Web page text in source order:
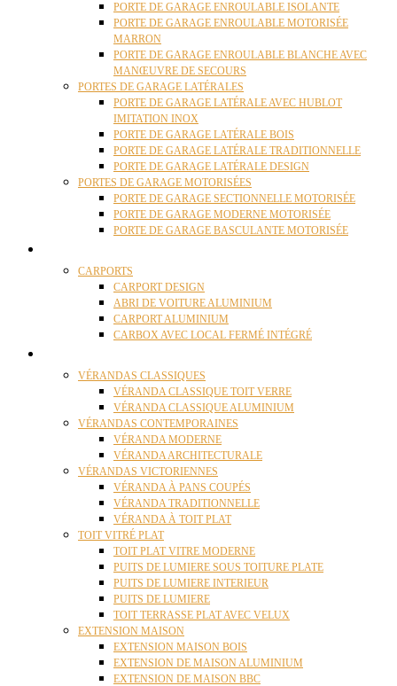
PORTE DE GARAGE ENROULABLE ISOLANTE
PORTE DE GARAGE ENROULABLE MOTORISÉE
MARRON
PORTE DE GARAGE ENROULABLE BLANCHE AVEC
MANŒUVRE DE SECOURS
PORTES DE GARAGE LATÉRALES
PORTE DE GARAGE LATÉRALE AVEC HUBLOT
IMITATION INOX
PORTE DE GARAGE LATÉRALE BOIS
PORTE DE GARAGE LATÉRALE TRADITIONNELLE
PORTE DE GARAGE LATÉRALE DESIGN
PORTES DE GARAGE MOTORISÉES
PORTE DE GARAGE SECTIONNELLE MOTORISÉE
PORTE DE GARAGE MODERNE MOTORISÉE
PORTE DE GARAGE BASCULANTE MOTORISÉE
CARPORTS
CARPORT DESIGN
ABRI DE VOITURE ALUMINIUM
CARPORT ALUMINIUM
CARBOX AVEC LOCAL FERMÉ INTÉGRÉ
VÉRANDAS CLASSIQUES
VÉRANDA CLASSIQUE TOIT VERRE
VÉRANDA CLASSIQUE ALUMINIUM
VÉRANDAS CONTEMPORAINES
VÉRANDA MODERNE
VÉRANDA ARCHITECTURALE
VÉRANDAS VICTORIENNES
VÉRANDA À PANS COUPÉS
VÉRANDA TRADITIONNELLE
VÉRANDA À TOIT PLAT
TOIT VITRÉ PLAT
TOIT PLAT VITRE MODERNE
PUITS DE LUMIERE SOUS TOITURE PLATE
PUITS DE LUMIERE INTERIEUR
PUITS DE LUMIERE
TOIT TERRASSE PLAT AVEC VELUX
EXTENSION MAISON
EXTENSION MAISON BOIS
EXTENSION DE MAISON ALUMINIUM
EXTENSION DE MAISON BBC